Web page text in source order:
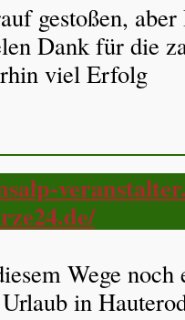
gestoßen,
Dank für die
viel Erfolg
Wege
in